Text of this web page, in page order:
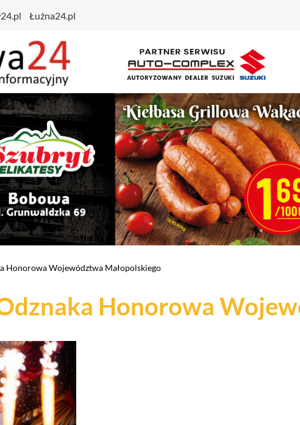
Łużna24.pl
Honorowa Województwa Małopolskiego
Honorowa